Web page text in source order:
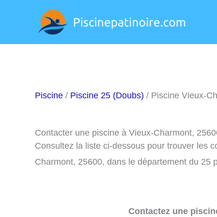
Piscine / Piscine 25 (Doubs) / Piscine Vieux-
Contacter une piscine à Vieux-Charmont,
Consultez la liste ci-dessous pour trouver les
Charmont, 25600, dans le département du 25
Contactez une